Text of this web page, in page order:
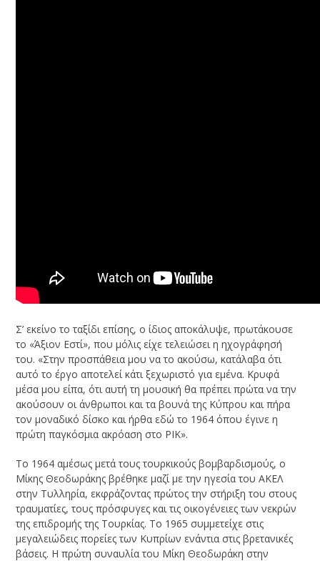
Σ’ εκείνο το ταξίδι επίσης, ο ίδιος αποκάλυψε, πρωτάκουσε
το «Άξιον Εστί», που μόλις είχε τελειώσει η ηχογράφησή
του. «Στην προσπάθεια μου να το ακούσω, κατάλαβα ότι
αυτό το έργο αποτελεί κάτι ξεχωριστό για εμένα. Κρυφά
μέσα μου είπα, ότι αυτή τη μουσική θα πρέπει πρώτα να την
ακούσουν οι άνθρωποι και τα βουνά της Κύπρου και πήρα
τον μοναδικό δίσκο και ήρθα εδώ το 1964 όπου έγινε η
πρώτη παγκόσμια ακρόαση στο ΡΙΚ».
Το 1964 αμέσως μετά τους τουρκικούς βομβαρδισμούς, ο
Μίκης Θεοδωράκης βρέθηκε μαζί με την ηγεσία του ΑΚΕΛ
στην Τυλληρία, εκφράζοντας πρώτος την στήριξη του στους
τραυματίες, τους πρόσφυγες και τις οικογένειες των νεκρών
της επιδρομής της Τουρκίας. Το 1965 συμμετείχε στις
μεγαλειώδεις πορείες των Κυπρίων ενάντια στις βρετανικές
βάσεις. Η πρώτη συναυλία του Μίκη Θεοδωράκη στην